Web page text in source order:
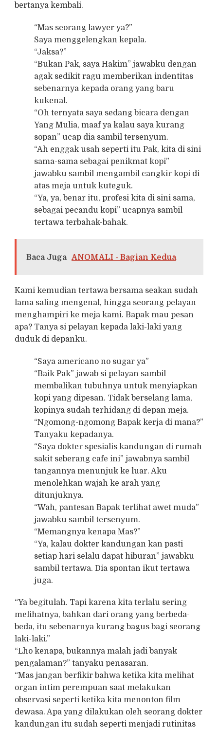
bertanya kembali.
“Mas seorang lawyer ya?”
Saya menggelengkan kepala.
“Jaksa?”
“Bukan Pak, saya Hakim” jawabku dengan
agak sedikit ragu memberikan indentitas
sebenarnya kepada orang yang baru
kukenal.
“Oh ternyata saya sedang bicara dengan
Yang Mulia, maaf ya kalau saya kurang
sopan” ucap dia sambil tersenyum.
“Ah enggak usah seperti itu Pak, kita di sini
sama-sama sebagai penikmat kopi”
jawabku sambil mengambil cangkir kopi di
atas meja untuk kuteguk.
“Ya, ya, benar itu, profesi kita di sini sama,
sebagai pecandu kopi” ucapnya sambil
tertawa terbahak-bahak.
Baca Juga ANOMALI - Bagian Kedua
Kami kemudian tertawa bersama seakan sudah
lama saling mengenal, hingga seorang pelayan
menghampiri ke meja kami. Bapak mau pesan
apa? Tanya si pelayan kepada laki-laki yang
duduk di depanku.
“Saya americano no sugar ya”
“Baik Pak” jawab si pelayan sambil
membalikan tubuhnya untuk menyiapkan
kopi yang dipesan. Tidak berselang lama,
kopinya sudah terhidang di depan meja.
“Ngomong-ngomong Bapak kerja di mana?”
Tanyaku kepadanya.
“Saya dokter spesialis kandungan di rumah
sakit seberang cafe ini” jawabnya sambil
tangannya menunjuk ke luar. Aku
menolehkan wajah ke arah yang
ditunjuknya.
“Wah, pantesan Bapak terlihat awet muda”
jawabku sambil tersenyum.
“Memangnya kenapa Mas?”
“Ya, kalau dokter kandungan kan pasti
setiap hari selalu dapat hiburan” jawabku
sambil tertawa. Dia spontan ikut tertawa
juga.
“Ya begitulah. Tapi karena kita terlalu sering
melihatnya, bahkan dari orang yang berbeda-
beda, itu sebenarnya kurang bagus bagi seorang
laki-laki.”
“Lho kenapa, bukannya malah jadi banyak
pengalaman?” tanyaku penasaran.
“Mas jangan berfikir bahwa ketika kita melihat
organ intim perempuan saat melakukan
observasi seperti ketika kita menonton film
dewasa. Apa yang dilakukan oleh seorang dokter
kandungan itu sudah seperti menjadi rutinitas